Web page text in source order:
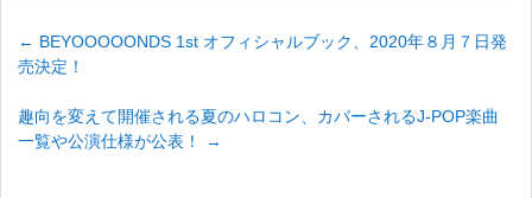
← BEYOOOOONDS 1st オフィシャルブック、2020年８月７日発
売決定！
趣向を変えて開催される夏のハロコン、カバーされるJ-POP楽曲
一覧や公演仕様が公表！
→